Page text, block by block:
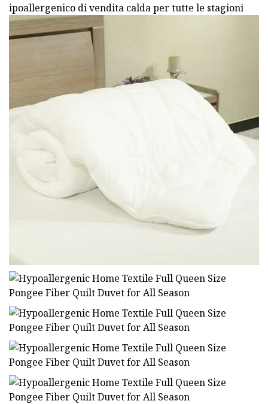
ipoallergenico di vendita calda per tutte le stagioni